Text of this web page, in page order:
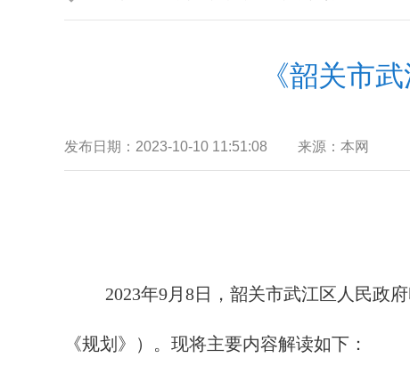
《韶关市
发布日期： 2023-10-10 11:51:08 来源： 本网
2023年9月8日，韶关市武江区人民政
《规划》）。现将主要内容解读如下：